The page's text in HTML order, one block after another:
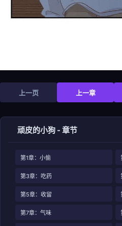
上一页 上一章
顽皮的小狗 - 章节
第1章：小偷
第3章：吃药
第5章：收留
第7章：气味